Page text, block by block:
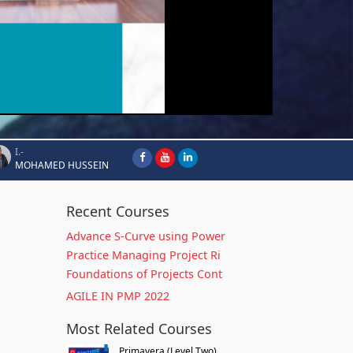
I.-
MOHAMED HUSSEIN
Recent Courses
Advance S-Curve using Power
Practice Managing Project Ri
Foundations of Projects Cont
AGILE IN PMP 2022
Most Related Courses